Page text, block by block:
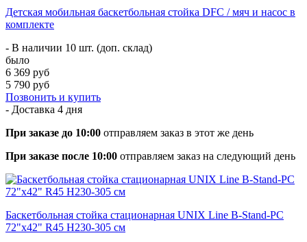
Детская мобильная баскетбольная стойка DFC / мяч и насос в
комплекте
- В наличии 10 шт. (доп. склад)
было
6 369 руб
5 790 руб
Позвонить и купить
- Доставка 4 дня
При заказе до 10:00 отправляем заказ в этот же день
При заказе после 10:00 отправляем заказ на следующий день
Баскетбольная стойка стационарная UNIX Line B-Stand-PC
72"x42" R45 H230-305 см